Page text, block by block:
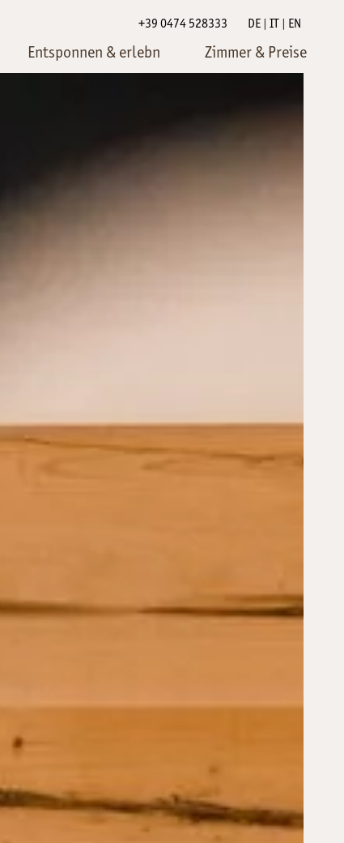
+39 0474 528333 DE IT EN
Entsponnen & erlebn Zimmer & Preise